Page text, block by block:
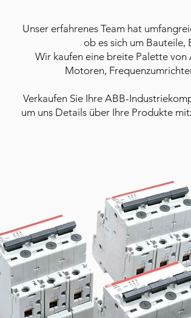
Unser erfahrenes Team hat
ob es sich um
Wir kaufen eine breite Palette von
Motoren,
Verkaufen Sie Ihre ABB-
um uns Details über Ihre Produkte